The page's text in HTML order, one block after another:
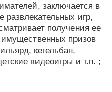
заключается в
развлекательных игр,
получения ее
призов
кегельбан,
видеоигры и т.п. ;